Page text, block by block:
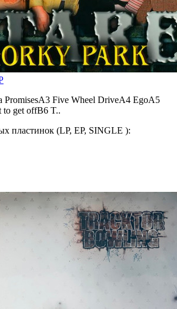
PromisesA3 Five Wheel DriveA4 EgoA5
to get offB6 T..
пластинок (LP, EP, SINGLE ):